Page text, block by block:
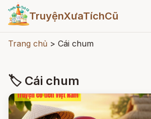
TruyệnXưaTíchCũ
Trang chủ > Cái chum
🏷 Cái chum